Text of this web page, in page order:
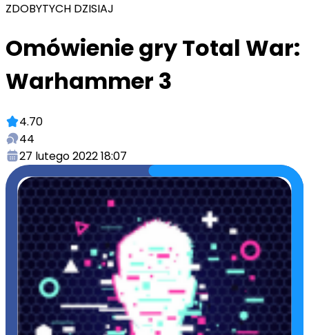
ZDOBYTYCH DZISIAJ
Omówienie gry Total War:
Warhammer 3
4.70
44
27 lutego 2022 18:07